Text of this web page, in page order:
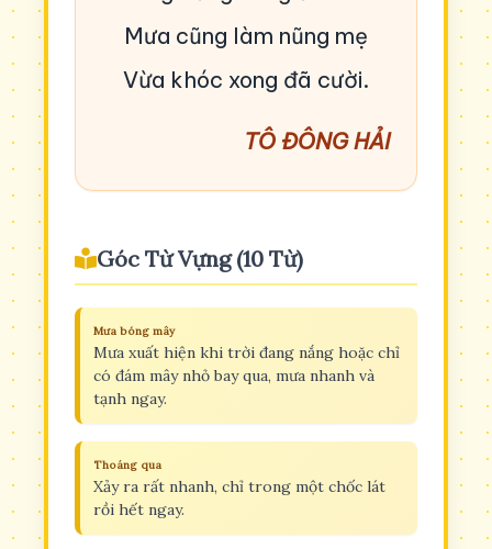
Mưa cũng làm nũng mẹ
Vừa khóc xong đã cười.
TÔ ĐÔNG HẢI
Góc Từ Vựng (10 Từ)
Mưa bóng mây
Mưa xuất hiện khi trời đang nắng hoặc chỉ
có đám mây nhỏ bay qua, mưa nhanh và
tạnh ngay.
Thoáng qua
Xảy ra rất nhanh, chỉ trong một chốc lát
rồi hết ngay.